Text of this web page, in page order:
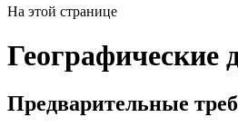
На этой странице
Географические
Предварительные